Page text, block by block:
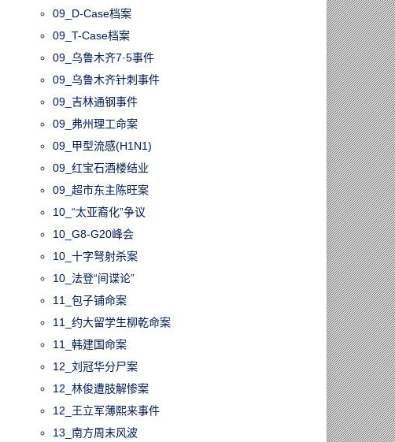
09_D-Case档案
09_T-Case档案
09_乌鲁木齐7·5事件
09_乌鲁木齐针刺事件
09_吉林通钢事件
09_弗州理工命案
09_甲型流感(H1N1)
09_红宝石酒楼结业
09_超市东主陈旺案
10_“太亚裔化”争议
10_G8-G20峰会
10_十字弩射杀案
10_法登“间谍论”
11_包子铺命案
11_约大留学生柳乾命案
11_韩建国命案
12_刘冠华分尸案
12_林俊遭肢解惨案
12_王立军薄熙来事件
13_南方周末风波